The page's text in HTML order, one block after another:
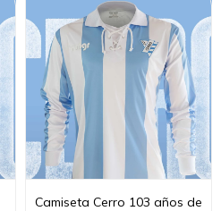
Camiseta Cerro 103 años de